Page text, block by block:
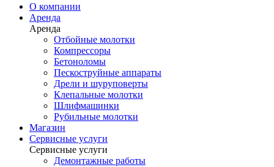
О компании
Аренда
Аренда
Отбойные молотки
Компрессоры
Бетоноломы
Пескоструйные аппараты
Дрели и шуруповерты
Клепальные молотки
Шлифмашинки
Рубильные молотки
Магазин
Сервисные услуги
Сервисные услуги
Демонтажные работы